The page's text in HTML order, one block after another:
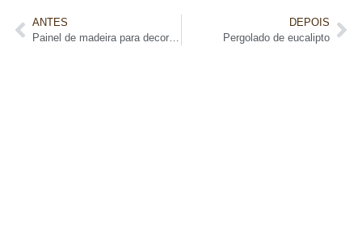
ANTES
DEPOIS
Pergolado de eucalipto